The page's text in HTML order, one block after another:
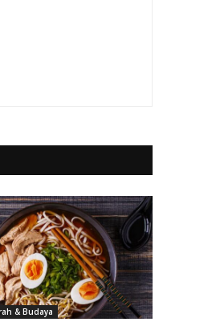
& Budaya